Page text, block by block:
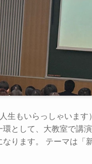
生もいらっしゃいま
として、大教室で講
ります。 テーマは